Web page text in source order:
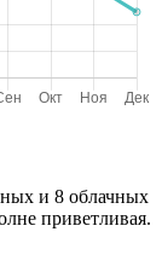
и 8 облачных
приветливая.